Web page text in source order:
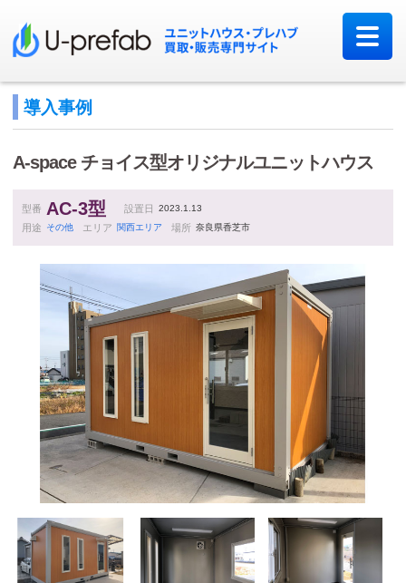
導入事例
A-space チョイス型オリジナルユニットハウス
型番 AC-3型 設置日 2023.1.13
用途 その他 エリア 関西エリア 場所 奈良県香芝市